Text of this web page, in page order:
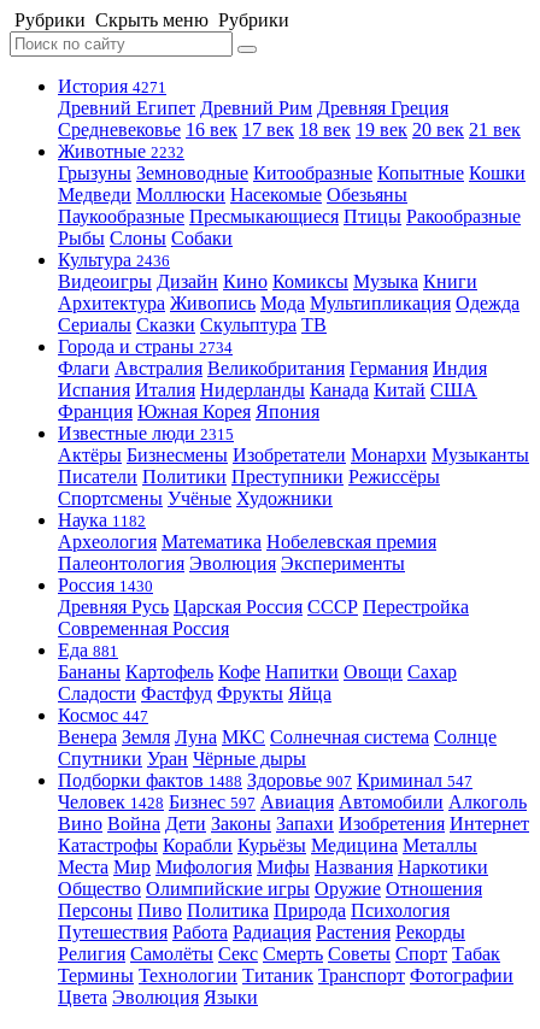
Рубрики Скрыть меню Рубрики
История 4271
Древний Египет Древний Рим Древняя Греция
Средневековье 16 век 17 век 18 век 19 век 20 век 21 век
Животные 2232
Грызуны Земноводные Китообразные Копытные Кошки
Медведи Моллюски Насекомые Обезьяны
Паукообразные Пресмыкающиеся Птицы Ракообразные
Рыбы Слоны Собаки
Культура 2436
Видеоигры Дизайн Кино Комиксы Музыка Книги
Архитектура Живопись Мода Мультипликация Одежда
Сериалы Сказки Скульптура ТВ
Города и страны 2734
Флаги Австралия Великобритания Германия Индия
Испания Италия Нидерланды Канада Китай США
Франция Южная Корея Япония
Известные люди 2315
Актёры Бизнесмены Изобретатели Монархи Музыканты
Писатели Политики Преступники Режиссёры
Спортсмены Учёные Художники
Наука 1182
Археология Математика Нобелевская премия
Палеонтология Эволюция Эксперименты
Россия 1430
Древняя Русь Царская Россия СССР Перестройка
Современная Россия
Еда 881
Бананы Картофель Кофе Напитки Овощи Сахар
Сладости Фастфуд Фрукты Яйца
Космос 447
Венера Земля Луна МКС Солнечная система Солнце
Спутники Уран Чёрные дыры
Подборки фактов 1488 Здоровье 907 Криминал 547
Человек 1428 Бизнес 597 Авиация Автомобили Алкоголь
Вино Война Дети Законы Запахи Изобретения Интернет
Катастрофы Корабли Курьёзы Медицина Металлы
Места Мир Мифология Мифы Названия Наркотики
Общество Олимпийские игры Оружие Отношения
Персоны Пиво Политика Природа Психология
Путешествия Работа Радиация Растения Рекорды
Религия Самолёты Секс Смерть Советы Спорт Табак
Термины Технологии Титаник Транспорт Фотографии
Цвета Эволюция Языки